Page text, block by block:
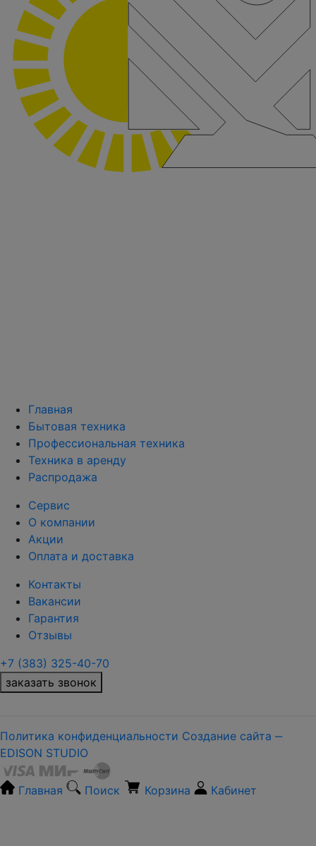
Главная
Бытовая техника
Профессиональная техника
Техника в аренду
Распродажа
Сервис
О компании
Акции
Оплата и доставка
Контакты
Вакансии
Гарантия
Отзывы
+7 (383) 325-40-70
заказать звонок
Политика конфиденциальности Создание сайта ‒
EDISON STUDIO
Главная Поиск Корзина Кабинет